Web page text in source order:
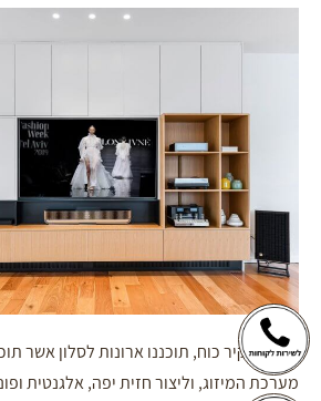
בנוסף לקיר כוח, תוכננו ארונות לסלון אשר
מערכת המיזוג, וליצור חזית יפה, אלגנטית